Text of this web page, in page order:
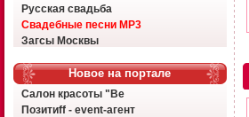
Русская свадьба
Свадебные песни MP3
Загсы Москвы
Новое на портале
Салон красоты "Ве
Позитиff - event-агент